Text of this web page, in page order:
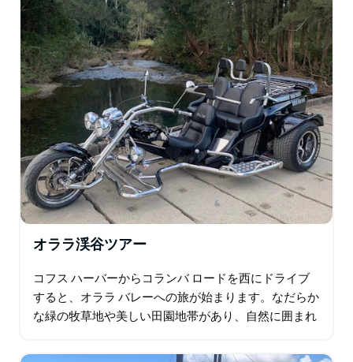
オララ渓谷ツアー
コフス ハーバーからコランバ ロードを西にドライブ
すると、オララ バレーへの旅が始まります。なだらか
な緑の牧草地や美しい田園地帯があり、自然に囲まれ
ラ ロードは…